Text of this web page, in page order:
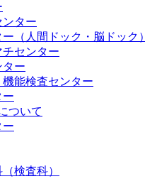
ンター
（人間ドック・脳ドック）
センター
ター
能検査センター
ー
ついて
ー
検査科）